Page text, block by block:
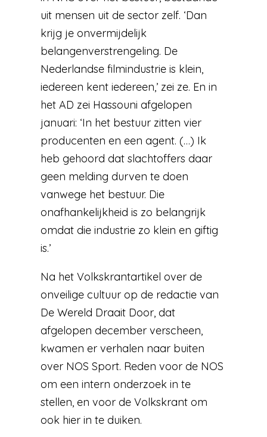
uit mensen uit de sector zelf. ‘Dan
krijg je onvermijdelijk
belangenverstrengeling. De
Nederlandse filmindustrie is klein,
iedereen kent iedereen,’ zei ze. En in
het AD zei Hassouni afgelopen
januari: ‘In het bestuur zitten vier
producenten en een agent. (…) Ik
heb gehoord dat slachtoffers daar
geen melding durven te doen
vanwege het bestuur. Die
onafhankelijkheid is zo belangrijk
omdat die industrie zo klein en giftig
is.’
Na het Volkskrantartikel over de
onveilige cultuur op de redactie van
De Wereld Draait Door, dat
afgelopen december verscheen,
kwamen er verhalen naar buiten
over NOS Sport. Reden voor de NOS
om een intern onderzoek in te
stellen, en voor de Volkskrant om
ook hier in te duiken.